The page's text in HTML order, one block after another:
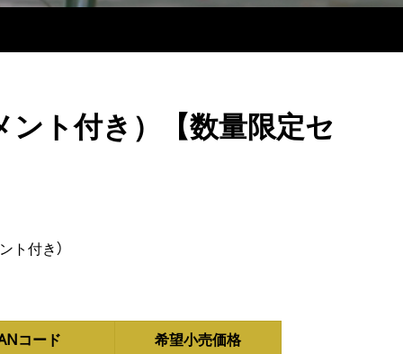
ト付き）【数量限定セ
ト付き）
コード
希望小売価格